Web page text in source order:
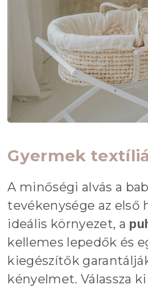
Gyermek
A minőségi alvás a
tevékenysége az első
ideális környezet, a
kellemes lepedők és
kiegészítők
kényelmet. Válassza